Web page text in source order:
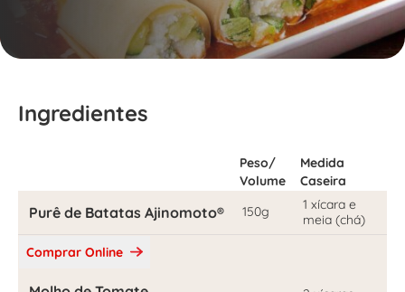
Ingredientes
Peso/
Volume
Medida
Caseira
Purê de Batatas Ajinomoto® 150g
1 xícara e
meia (chá)
Comprar Online